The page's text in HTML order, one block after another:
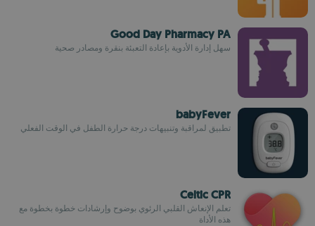
Good Day Pharmacy PA
سهل إدارة الأدوية بإعادة التعبئة بنقرة ومصادر صحية
babyFever
تطبيق لمراقبة وتنبيهات درجة حرارة الطفل في الوقت الفعلي
Celtic CPR
تعلم الإنعاش القلبي الرئوي بوضوح وإرشادات خطوة بخطوة مع
هذه الأداة